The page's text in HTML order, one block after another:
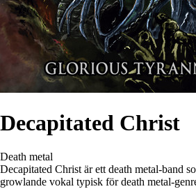
Decapitated Christ
Death metal
Decapitated Christ är ett death metal-band
growlande vokal typisk för death metal-